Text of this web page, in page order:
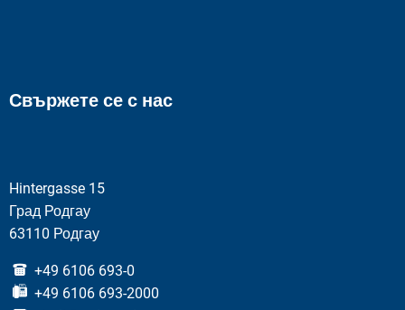
Свържете се с нас
Hintergasse 15
Град Родгау
63110 Родгау
+49 6106 693-0
+49 6106 693-2000